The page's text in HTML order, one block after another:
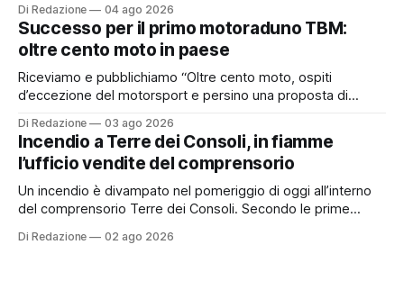
pubblicamente comunicato ai cittadini attraverso l’Albo
Pretorio. Un’anomalia che merita spiegazioni. Il Consiglio
comunale è, per sua natura, un’assemblea
Di Redazione 04 ago 2026
Successo per il primo motoraduno TBM:
oltre cento moto in paese
Riceviamo e pubblichiamo “Oltre cento moto, ospiti
d’eccezione del motorsport e persino una proposta di
organizzato da TBM a Monterosi, un evento che ha
superato le aspettative degli organizzatori richiamando
appassionati delle due ruote da tutto il Lazio e dalle regioni
limitrofe. Per
Di Redazione 03 ago 2026
Incendio a Terre dei Consoli, in fiamme
l’ufficio vendite del comprensorio
Un incendio è divampato nel pomeriggio di oggi all’interno
del comprensorio Terre dei Consoli. Secondo le prime
struttura adibita a ufficio vendite. Sul posto sono intervenuti
Di Redazione 02 ago 2026